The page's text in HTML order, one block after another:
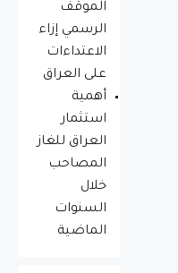
الموقف
الرسمي إزاء
الاعتداءات
على العراق
أهمية
استثمار
العراق للغاز
المصاحب
خلال
السنوات
الماضية